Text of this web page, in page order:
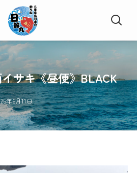
サキ《昼便》BLACK
年6月11日